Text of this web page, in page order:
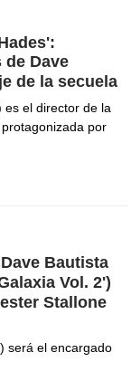
de Dave
de la secuela
es el director de la
por
Bautista
Vol. 2')
Stallone
será el encargado